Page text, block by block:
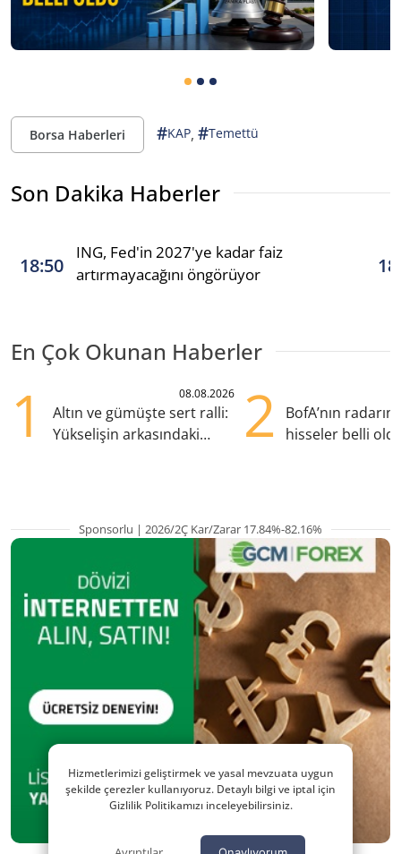
Borsa Haberleri #KAP, #Temettü
Son Dakika Haberler
18:50
ING, Fed'in 2027'ye kadar faiz
artırmayacağını öngörüyor
En Çok Okunan Haberler
1 08.08.2026
Altın ve gümüşte sert ralli:
Yükselişin arkasındaki
2
BofA’nın
hisseler belli
Sponsorlu | 2026/2Ç Kar/Zarar 17.84%-82.16%
Hizmetlerimizi geliştirmek ve yasal mevzuata uygun
şekilde çerezler kullanıyoruz. Detaylı bilgi ve iptal için
Gizlilik Politikamızı inceleyebilirsiniz.